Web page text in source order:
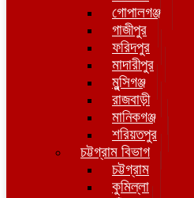
গোপালগঞ্জ
গাজীপুর
ফরিদপুর
মাদারীপুর
মুন্সিগঞ্জ
রাজবাড়ী
মানিকগঞ্জ
শরিয়তপুর
চট্টগ্রাম বিভাগ
চট্টগ্রাম
কুমিল্লা